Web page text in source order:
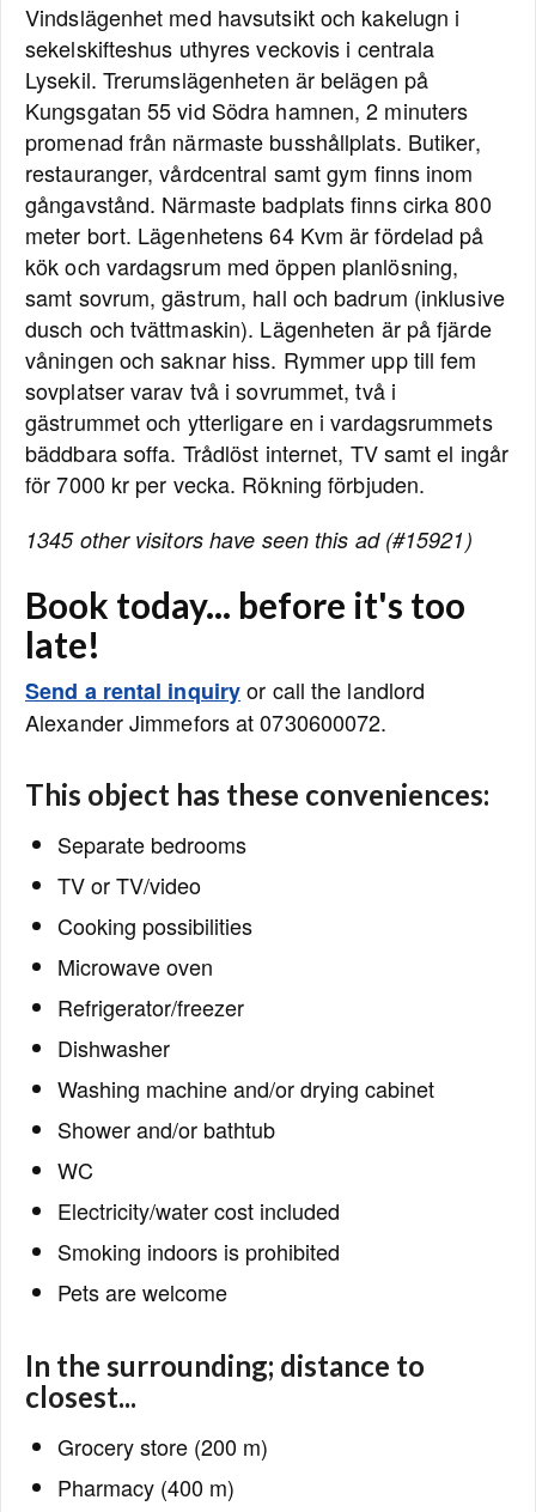
Vindslägenhet med havsutsikt och kakelugn i
sekelskifteshus uthyres veckovis i centrala
Lysekil. Trerumslägenheten är belägen på
Kungsgatan 55 vid Södra hamnen, 2 minuters
promenad från närmaste busshållplats. Butiker,
restauranger, vårdcentral samt gym finns inom
gångavstånd. Närmaste badplats finns cirka 800
meter bort. Lägenhetens 64 Kvm är fördelad på
kök och vardagsrum med öppen planlösning,
samt sovrum, gästrum, hall och badrum (inklusive
dusch och tvättmaskin). Lägenheten är på fjärde
våningen och saknar hiss. Rymmer upp till fem
sovplatser varav två i sovrummet, två i
gästrummet och ytterligare en i vardagsrummets
bäddbara soffa. Trådlöst internet, TV samt el ingår
för 7000 kr per vecka. Rökning förbjuden.
1345 other visitors have seen this ad (#15921)
Book today... before it's too
late!
Send a rental inquiryor call the landlord
Alexander Jimmefors at 0730600072.
This object has these conveniences:
Separate bedrooms
TV or TV/video
Cooking possibilities
Microwave oven
Refrigerator/freezer
Dishwasher
Washing machine and/or drying cabinet
Shower and/or bathtub
WC
Electricity/water cost included
Smoking indoors is prohibited
Pets are welcome
In the surrounding; distance to
closest...
Grocery store (200 m)
Pharmacy (400 m)